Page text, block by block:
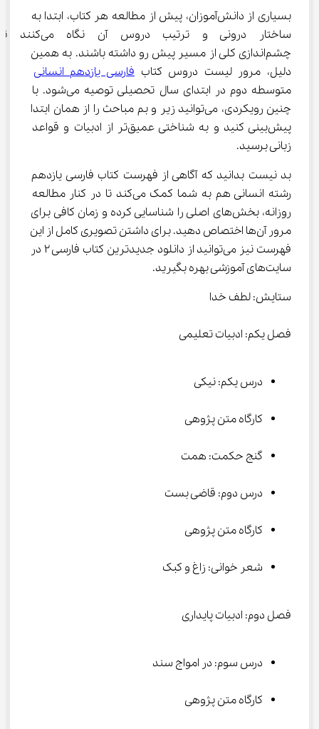
بسیاری از دانش‌آموزان، پیش از مطالعه هر کتاب، ابتدا به
ساختار درونی و ترتیب دروس آن نگاه
چشم‌اندازی کلی از مسیر پیش رو داشته باشند. به همین
دلیل، مرور لیست دروس کتاب فارسی یازدهم انسانی
متوسطه دوم در ابتدای سال تحصیلی توصیه می‌شود. با
چنین رویکردی، می‌توانید زیر و بم مباحث را از همان ابتدا
پیش‌بینی کنید و به شناختی عمیق‌تر از ادبیات و قواعد
زبانی برسید.
بد نیست بدانید که آگاهی از فهرست کتاب فارسی یازدهم
رشته انسانی هم به شما کمک می‌کند تا در کنار مطالعه
روزانه، بخش‌های اصلی را شناسایی کرده و زمان کافی برای
مرور آن‌ها اختصاص دهید. برای داشتن تصویری کامل از این
فهرست نیز می‌توانید از دانلود جدیدترین کتاب فارسی 2 در
سایت‌های آموزشی بهره بگیرید.
ستایش: لطف خدا
فصل یکم: ادبیات تعلیمی
درس یکم: نیکی
کارگاه متن پژوهی
گنج حکمت: همت
درس دوم: قاضی بست
کارگاه متن پژوهی
شعر خوانی: زاغ و کبک
فصل دوم: ادبیات پایداری
درس سوم: در امواج سند
کارگاه متن پژوهی